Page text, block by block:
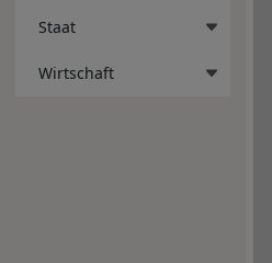
Staat
Wirtschaft